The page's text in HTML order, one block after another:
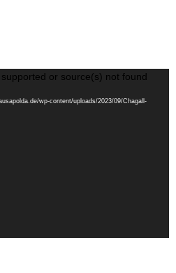
or source(s) not found
wp-content/uploads/2023/09/Chagall-